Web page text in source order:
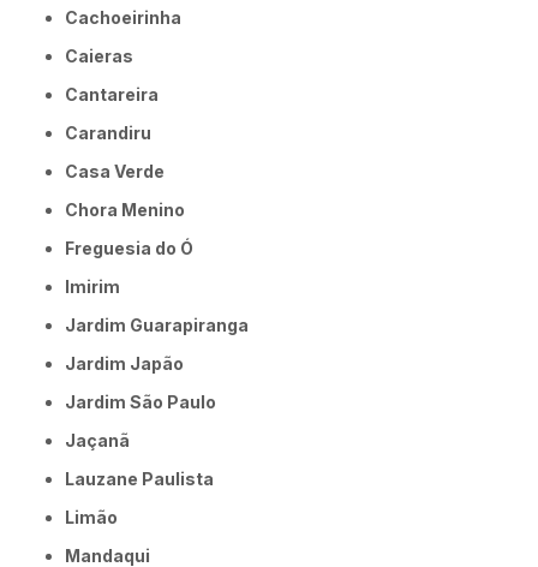
Cachoeirinha
Caieras
Cantareira
Carandiru
Casa Verde
Chora Menino
Freguesia do Ó
Imirim
Jardim Guarapiranga
Jardim Japão
Jardim São Paulo
Jaçanã
Lauzane Paulista
Limão
Mandaqui